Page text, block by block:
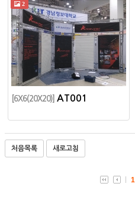
2
[6X6(20X20)] AT001
처음목록 새로고침
1